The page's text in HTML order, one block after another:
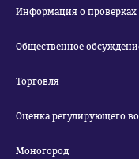
Информация о проверках
Общественное
Торговля
Оценка регулирующего
Моногород